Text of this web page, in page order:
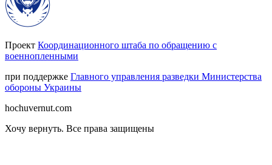
Проект Координационного штаба по обращению с
военнопленными
при поддержке Главного управления разведки Министерства
обороны Украины
hochuvernut.com
Хочу вернуть. Все права защищены